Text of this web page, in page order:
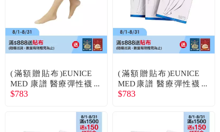
名人嚴選
優惠活動
關於我們
(滿額贈貼布)EUNICE
MED 康譜 醫療彈性襪
小腿包趾(CPS3001) 膚
$783
(滿額贈貼布)EUNICE
MED康譜 醫療彈性襪
小腿包趾(CPS3001)-黑2
$783